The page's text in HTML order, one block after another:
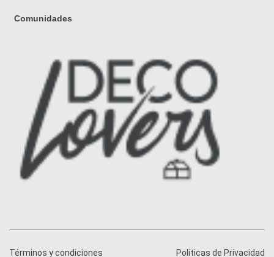
Comunidades
Términos y condiciones Políticas de Privacidad